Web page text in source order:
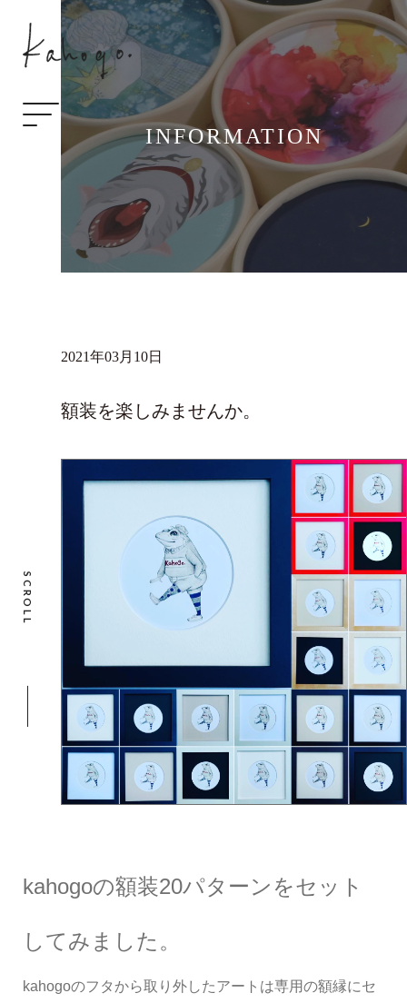
INFORMATION
SCROLL
2021年03月10日
額装を楽しみませんか。
kahogoの額装20パターンをセット
してみました。
kahogoのフタから取り外したアートは専用の額縁にセ